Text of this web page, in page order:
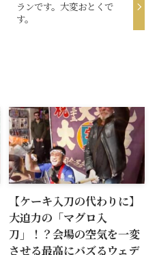
ランです。大変おとくで
す。
【ケーキ入刀の代わりに】
大迫力の「マグロ入
刀」！？会場の空気を一変
させる最高にバズるウェデ